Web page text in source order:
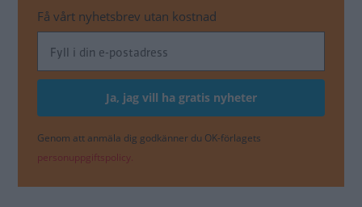
Få vårt nyhetsbrev utan kostnad
Genom att anmäla dig godkänner du OK-förlagets
personuppgiftspolicy.